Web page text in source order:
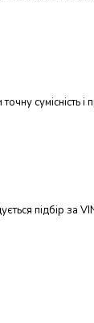
сумісність
підбір за